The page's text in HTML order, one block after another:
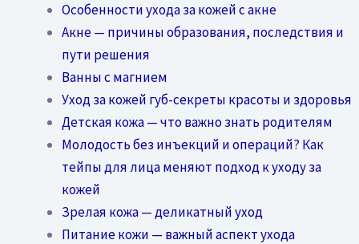
Особенности ухода за кожей с акне
Акне — причины образования, последствия и
пути решения
Ванны с магнием
Уход за кожей губ-секреты красоты и здоровья
Детская кожа — что важно знать родителям
Молодость без инъекций и операций? Как
тейпы для лица меняют подход к уходу за
кожей
Зрелая кожа — деликатный уход
Питание кожи — важный аспект ухода